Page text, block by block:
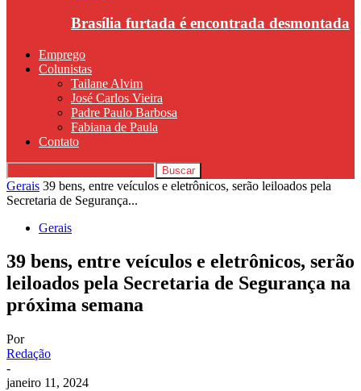
Brasília furtada é encontrada desmontada
Emprego
Colunistas
Tailane Alvim
José Carlos Vieira
Padre Paulo Barbosa
Fabiana de Paula
Contato
Gerais 39 bens, entre veículos e eletrônicos, serão leiloados pela
Secretaria de Segurança...
Gerais
39 bens, entre veículos e eletrônicos, serão
leiloados pela Secretaria de Segurança na
próxima semana
Por
Redação
-
janeiro 11, 2024